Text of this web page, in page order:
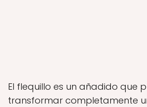
El flequillo es un añadido que
transformar completamente